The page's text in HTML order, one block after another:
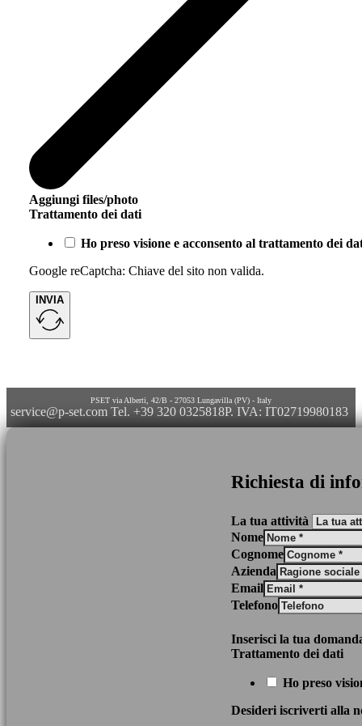
Aggiungi files/photo
Trattamento dei dati
Ho preso visione e acconsento al trattamento dei
Google reCaptcha: Chiave del sito non valida.
INVIA
PSET via Alberti, 42/B - 27053 Lungavilla (PV) - Italy
service@p-set.com Tel. +39 320 0325818P. IVA: IT02719980183
Richiesta di
La tua attività
Nome
Cognome
Azienda
Email
Telefono
Inserisci la tua
Trattamento dei dati
Ho preso
Desideri iscriverti alla